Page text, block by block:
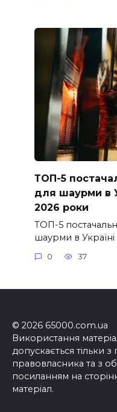
ТОП-5
для шаурми в
2026 роки
ТОП-5
шаурми в Україні
0 37
© 2026 65000.com.ua
Використання
допускається тільки
правовласника та з
посиланням на
матеріал.